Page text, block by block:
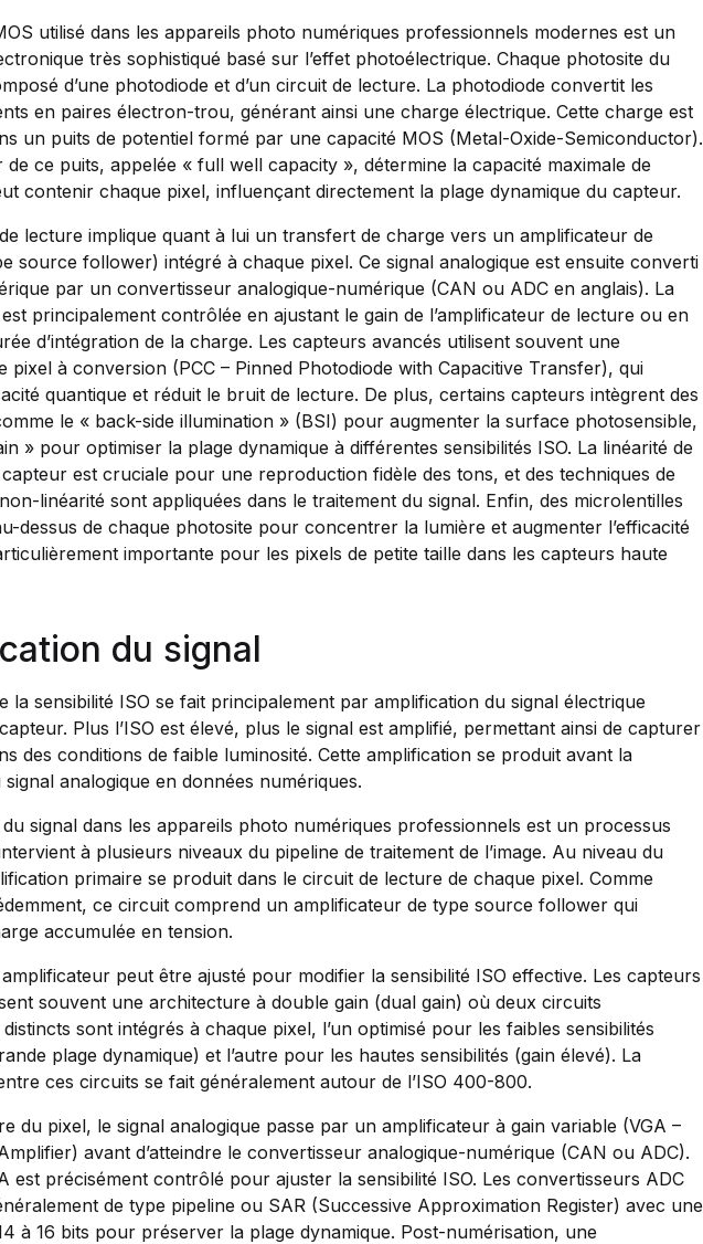
utilisé dans les appareils photo numériques professionnels modernes est un
très sophistiqué basé sur l’effet photoélectrique. Chaque photosite du
d’une photodiode et d’un circuit de lecture. La photodiode convertit les
en paires électron-trou, générant ainsi une charge électrique. Cette charge est
un puits de potentiel formé par une capacité MOS (Metal-Oxide-Semiconductor).
ce puits, appelée « full well capacity », détermine la capacité maximale de
contenir chaque pixel, influençant directement la plage dynamique du capteur.
lecture implique quant à lui un transfert de charge vers un amplificateur de
source follower) intégré à chaque pixel. Ce signal analogique est ensuite converti
par un convertisseur analogique-numérique (CAN ou ADC en anglais). La
principalement contrôlée en ajustant le gain de l’amplificateur de lecture ou en
d’intégration de la charge. Les capteurs avancés utilisent souvent une
pixel à conversion (PCC – Pinned Photodiode with Capacitive Transfer), qui
quantique et réduit le bruit de lecture. De plus, certains capteurs intègrent des
le « back-side illumination » (BSI) pour augmenter la surface photosensible,
» pour optimiser la plage dynamique à différentes sensibilités ISO. La linéarité de
est cruciale pour une reproduction fidèle des tons, et des techniques de
linéarité sont appliquées dans le traitement du signal. Enfin, des microlentilles
dessus de chaque photosite pour concentrer la lumière et augmenter l’efficacité
importante pour les pixels de petite taille dans les capteurs haute
du signal
la sensibilité ISO se fait principalement par amplification du signal électrique
Plus l’ISO est élevé, plus le signal est amplifié, permettant ainsi de capturer
des conditions de faible luminosité. Cette amplification se produit avant la
analogique en données numériques.
du signal dans les appareils photo numériques professionnels est un processus
à plusieurs niveaux du pipeline de traitement de l’image. Au niveau du
primaire se produit dans le circuit de lecture de chaque pixel. Comme
ce circuit comprend un amplificateur de type source follower qui
accumulée en tension.
peut être ajusté pour modifier la sensibilité ISO effective. Les capteurs
souvent une architecture à double gain (dual gain) où deux circuits
distincts sont intégrés à chaque pixel, l’un optimisé pour les faibles sensibilités
plage dynamique) et l’autre pour les hautes sensibilités (gain élevé). La
ces circuits se fait généralement autour de l’ISO 400-800.
du pixel, le signal analogique passe par un amplificateur à gain variable (VGA –
avant d’atteindre le convertisseur analogique-numérique (CAN ou ADC).
est précisément contrôlé pour ajuster la sensibilité ISO. Les convertisseurs ADC
de type pipeline ou SAR (Successive Approximation Register) avec une
à 16 bits pour préserver la plage dynamique. Post-numérisation, une